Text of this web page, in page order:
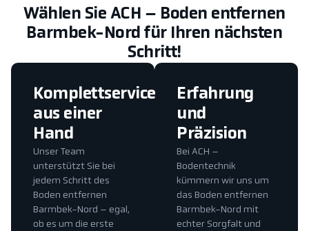
Wählen Sie ACH – Boden entfernen
Barmbek-Nord für Ihren nächsten
Schritt!
Erfahrung
und
Präzision
Bei ACH –
Bodentechnik
kümmern wir uns um
das Boden entfernen
Barmbek-Nord mit
echter Sorgfalt und
Komplettservice
aus einer
Hand
Unser Team
unterstützt Sie bei
jedem Schritt des
Boden entfernen
Barmbek-Nord – egal,
ob es um die erste